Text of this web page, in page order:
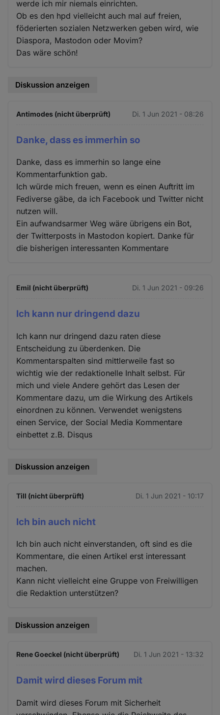
werde ich mir niemals einrichten.
Ob es den hpd vielleicht auch mal auf freien,
föderierten sozialen Netzwerken geben wird, wie
Diaspora, Mastodon oder Movim?
Das wäre schön!
Diskussion anzeigen
Antimodes (nicht überprüft) Di. 1 Jun 2021 - 08:26
Danke, dass es immerhin so
Danke, dass es immerhin so lange eine
Kommentarfunktion gab.
Ich würde mich freuen, wenn es einen Auftritt im
Fediverse gäbe, da ich Facebook und Twitter nicht
nutzen will.
Ein aufwandsarmer Weg wäre übrigens ein Bot,
der Twitterposts in Mastodon kopiert. Danke für
die bisherigen interessanten Kommentare
Emil (nicht überprüft) Di. 1 Jun 2021 - 09:26
Ich kann nur dringend dazu
Ich kann nur dringend dazu raten diese
Entscheidung zu überdenken. Die
Kommentarspalten sind mittlerweile fast so
wichtig wie der redaktionelle Inhalt selbst. Für
mich und viele Andere gehört das Lesen der
Kommentare dazu, um die Wirkung des Artikels
einordnen zu können. Verwendet wenigstens
einen Service, der Social Media Kommentare
einbettet z.B. Disqus
Diskussion anzeigen
Till (nicht überprüft) Di. 1 Jun 2021 - 10:17
Ich bin auch nicht
Ich bin auch nicht einverstanden, oft sind es die
Kommentare, die einen Artikel erst interessant
machen.
Kann nicht vielleicht eine Gruppe von Freiwilligen
die Redaktion unterstützen?
Diskussion anzeigen
Rene Goeckel (nicht überprüft) Di. 1 Jun 2021 - 13:32
Damit wird dieses Forum mit
Damit wird dieses Forum mit Sicherheit